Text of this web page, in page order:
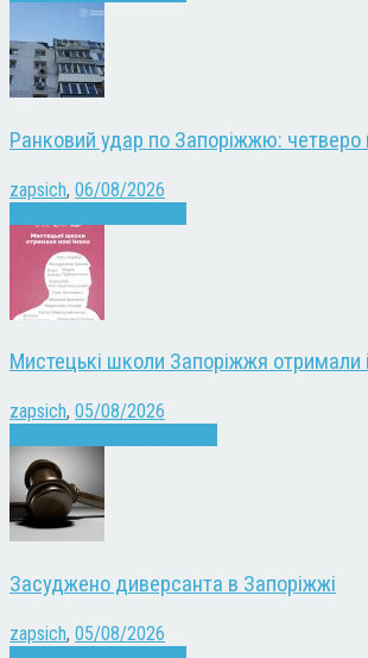
Ранковий удар по Запоріжжю:
zapsich, 06/08/2026
Мистецькі школи Запоріжжя отримали
zapsich, 05/08/2026
Засуджено диверсанта в Запоріжжі
zapsich, 05/08/2026